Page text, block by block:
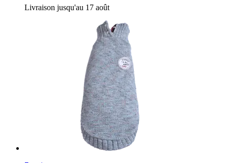
Livraison jusqu'au 17 août